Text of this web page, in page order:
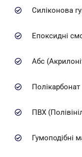
Силіконова
Епоксидні
Абс
ПВХ
Гумоподібні